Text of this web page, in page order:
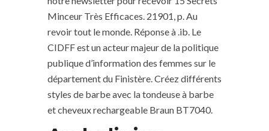
Minceur Très Efficaces. 21901, p. Au
revoir tout le monde. Réponse à .ib. Le
CIDFF est un acteur majeur de la politique
publique d’information des femmes sur le
département du Finistère. Créez différents
styles de barbe avec la tondeuse à barbe
et cheveux rechargeable Braun BT7040.